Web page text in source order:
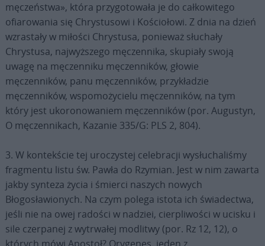
męczeństwa», która przygotowała je do całkowitego
ofiarowania się Chrystusowi i Kościołowi. Z dnia na dzień
wzrastały w miłości Chrystusa, ponieważ słuchały
Chrystusa, najwyższego męczennika, skupiały swoją
uwagę na męczenniku męczenników, głowie
męczenników, panu męczenników, przykładzie
męczenników, wspomożycielu męczenników, na tym
który jest ukoronowaniem męczenników (por. Augustyn,
O męczennikach, Kazanie 335/G: PLS 2, 804).
3. W kontekście tej uroczystej celebracji wysłuchaliśmy
fragmentu listu św. Pawła do Rzymian. Jest w nim zawarta
jakby synteza życia i śmierci naszych nowych
Błogosławionych. Na czym polega istota ich świadectwa,
jeśli nie na owej radości w nadziei, cierpliwości w ucisku i
sile czerpanej z wytrwałej modlitwy (por. Rz 12, 12), o